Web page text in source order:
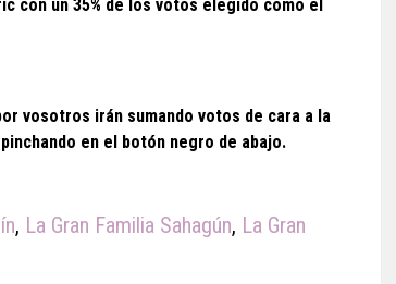
con un 35% de los votos elegido como el
vosotros irán sumando votos de cara a la
en el botón negro de abajo.
, La Gran Familia Sahagún, La Gran